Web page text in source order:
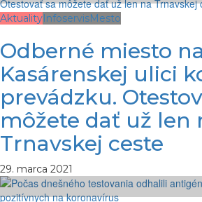
Aktuality InfoservisMesto
Odberné miesto na
Kasárenskej ulici
prevádzku.
môžete dať už len
Trnavskej ceste
29. marca 2021